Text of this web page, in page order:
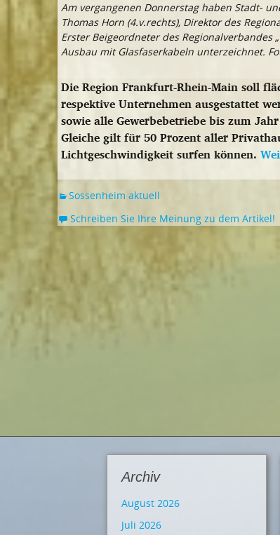
Am vergangenen Donnerstag haben Stadt-
Thomas Horn (4.v.rechts), Direktor des
Erster Beigeordneter des
Ausbau mit Glasfaserkabeln unterzeichnet.
Die Region Frankfurt-Rhein-Main soll
respektive Unternehmen ausgestattet
sowie alle Gewerbebetriebe bis zum
Gleiche gilt für 50 Prozent aller
Lichtgeschwindigkeit surfen können.
Sossenheim aktuell
Schreiben Sie Ihre Meinung zu dem Artikel!
Archiv
August 2026
Juli 2026